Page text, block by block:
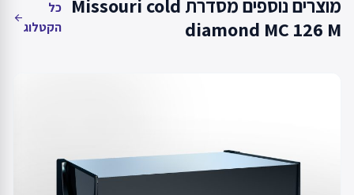
מוצרים נוספים מסדרת Missouri cold
diamond MC 126 M
כל
הקטלוג
arrow_back